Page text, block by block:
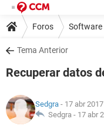
Foros Software
Tema Anterior
Recuperar datos
Sedgra - 17 abr
Sedgra - 17 abr